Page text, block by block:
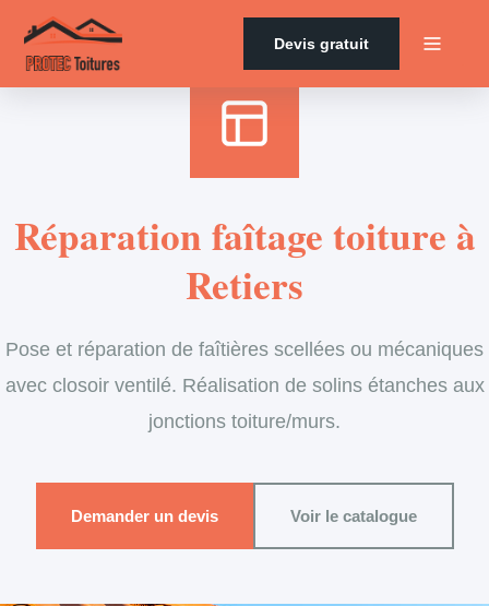
Devis gratuit
Réparation faîtage toiture à
Retiers
Pose et réparation de faîtières scellées ou mécaniques
avec closoir ventilé. Réalisation de solins étanches aux
jonctions toiture/murs.
Demander un devis Voir le catalogue